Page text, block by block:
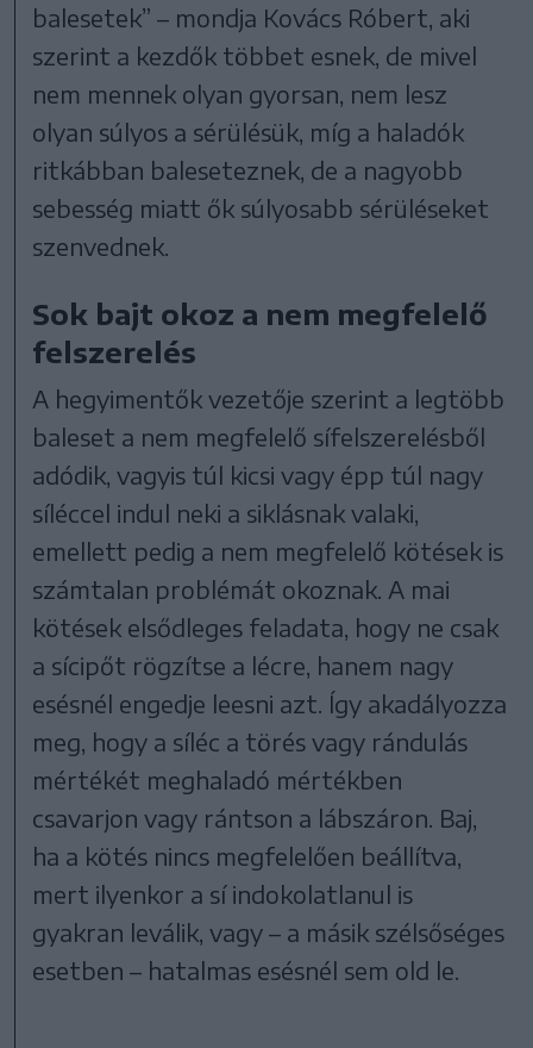
balesetek” – mondja Kovács Róbert, aki
szerint a kezdők többet esnek, de mivel
nem mennek olyan gyorsan, nem lesz
olyan súlyos a sérülésük, míg a haladók
ritkábban baleseteznek, de a nagyobb
sebesség miatt ők súlyosabb sérüléseket
szenvednek.
Sok bajt okoz a nem megfelelő
felszerelés
A hegyimentők vezetője szerint a legtöbb
baleset a nem megfelelő sífelszerelésből
adódik, vagyis túl kicsi vagy épp túl nagy
síléccel indul neki a siklásnak valaki,
emellett pedig a nem megfelelő kötések is
számtalan problémát okoznak. A mai
kötések elsődleges feladata, hogy ne csak
a sícipőt rögzítse a lécre, hanem nagy
esésnél engedje leesni azt. Így akadályozza
meg, hogy a síléc a törés vagy rándulás
mértékét meghaladó mértékben
csavarjon vagy rántson a lábszáron. Baj,
ha a kötés nincs megfelelően beállítva,
mert ilyenkor a sí indokolatlanul is
gyakran leválik, vagy – a másik szélsőséges
esetben – hatalmas esésnél sem old le.